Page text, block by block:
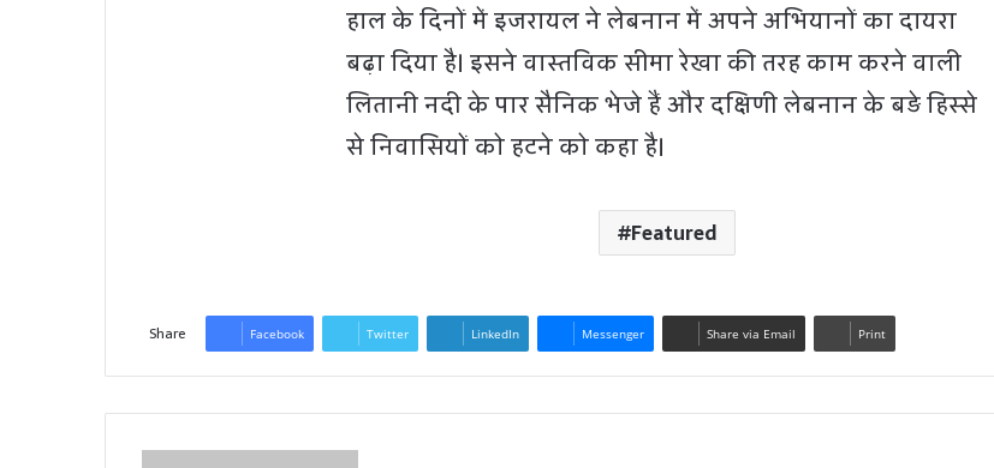
हाल के दिनों में इजरायल ने लेबनान में अपने अभियानों का दायरा
बढ़ा दिया है। इसने वास्तविक सीमा रेखा की तरह काम करने वाली
लितानी नदी के पार सैनिक भेजे हैं और दक्षिणी लेबनान के बड़े हिस्से
से निवासियों को हटने को कहा है।
Featured
Share Facebook Twitter LinkedIn Messenger Share via Email Print